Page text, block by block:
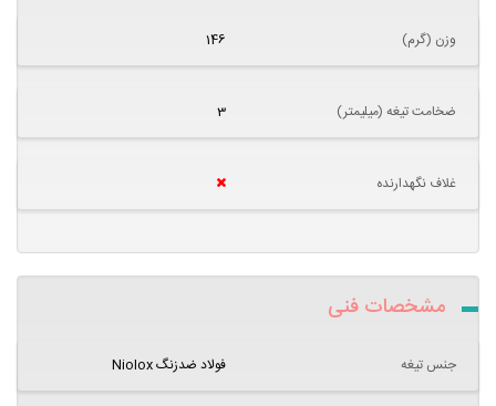
وزن (گرم) 146
ضخامت تیغه (میلیمتر) 3
غلاف نگهدارنده
مشخصات فنی
جنس تیغه فولاد ضدزنگ Niolox